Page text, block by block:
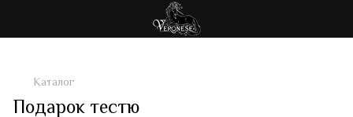
Каталог
Подарок тестю